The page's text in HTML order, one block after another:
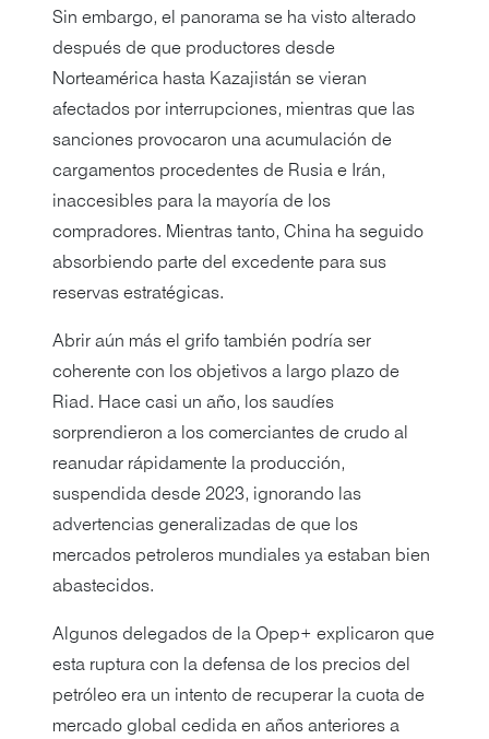
Sin embargo, el panorama se ha visto alterado
después de que productores desde
Norteamérica hasta Kazajistán se vieran
afectados por interrupciones, mientras que las
sanciones provocaron una acumulación de
cargamentos procedentes de Rusia e Irán,
inaccesibles para la mayoría de los
compradores. Mientras tanto, China ha seguido
absorbiendo parte del excedente para sus
reservas estratégicas.
Abrir aún más el grifo también podría ser
coherente con los objetivos a largo plazo de
Riad. Hace casi un año, los saudíes
sorprendieron a los comerciantes de crudo al
reanudar rápidamente la producción,
suspendida desde 2023, ignorando las
advertencias generalizadas de que los
mercados petroleros mundiales ya estaban bien
abastecidos.
Algunos delegados de la Opep+ explicaron que
esta ruptura con la defensa de los precios del
petróleo era un intento de recuperar la cuota de
mercado global cedida en años anteriores a